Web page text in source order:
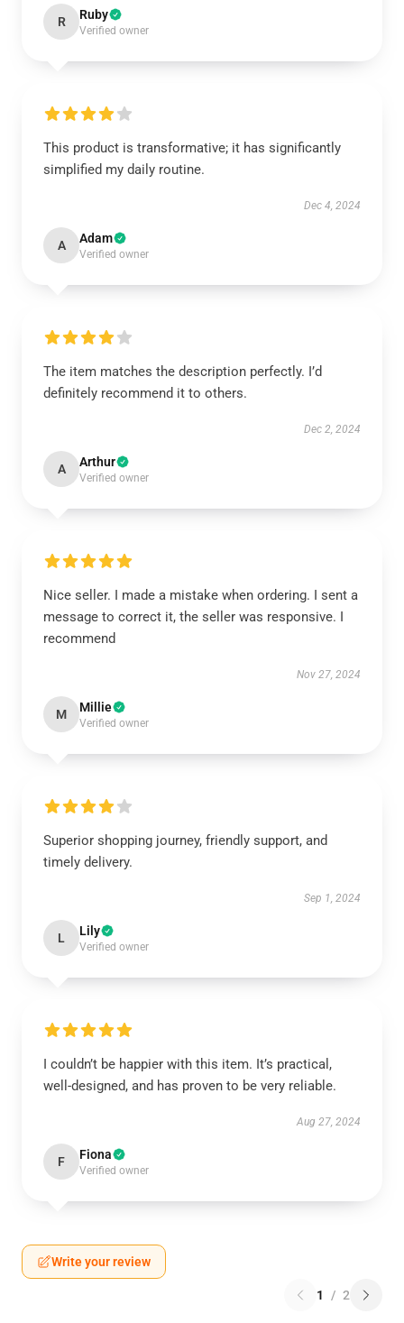
R Ruby
Verified owner
This product is transformative; it has significantly
simplified my daily routine.
Dec 4, 2024
A Adam
Verified owner
The item matches the description perfectly. I’d
definitely recommend it to others.
Dec 2, 2024
A Arthur
Verified owner
Nice seller. I made a mistake when ordering. I sent a
message to correct it, the seller was responsive. I
recommend
Nov 27, 2024
M Millie
Verified owner
Superior shopping journey, friendly support, and
timely delivery.
Sep 1, 2024
L Lily
Verified owner
I couldn’t be happier with this item. It’s practical,
well-designed, and has proven to be very reliable.
Aug 27, 2024
F Fiona
Verified owner
Write your review
1 / 2